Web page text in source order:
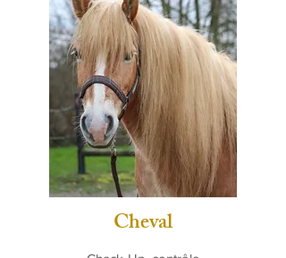
Cheval